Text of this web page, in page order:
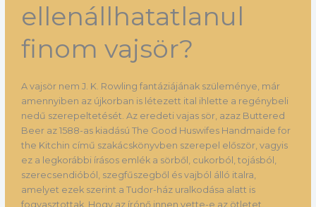
ellenállhatatlanul
finom vajsör?
A vajsör nem J. K. Rowling fantáziájának szüleménye, már
amennyiben az újkorban is létezett ital ihlette a regénybeli
nedű szerepeltetését. Az eredeti vajas sör, azaz Buttered
Beer az 1588-as kiadású The Good Huswifes Handmaide for
the Kitchin című szakácskönyvben szerepel először, vagyis
ez a legkorábbi írásos emlék a sörből, cukorból, tojásból,
szerecsendióból, szegfűszegből és vajból álló italra,
amelyet ezek szerint a Tudor-ház uralkodása alatt is
fogyasztottak. Hogy az írónő innen vette-e az ötletet,